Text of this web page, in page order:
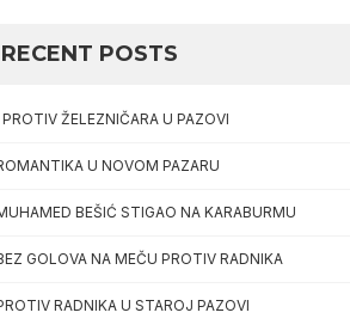
RECENT POSTS
PROTIV ŽELEZNIČARA U PAZOVI
U NOVOM PAZARU
BEŠIĆ STIGAO NA KARABURMU
GOLOVA NA MEČU PROTIV RADNIKA
RADNIKA U STAROJ PAZOVI